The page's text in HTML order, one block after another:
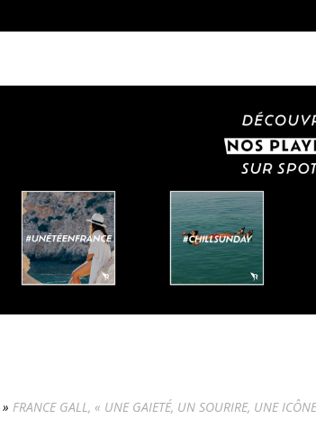
» FRANCE GALL, « UNE GAIETÉ, UN SOURIRE, UNE